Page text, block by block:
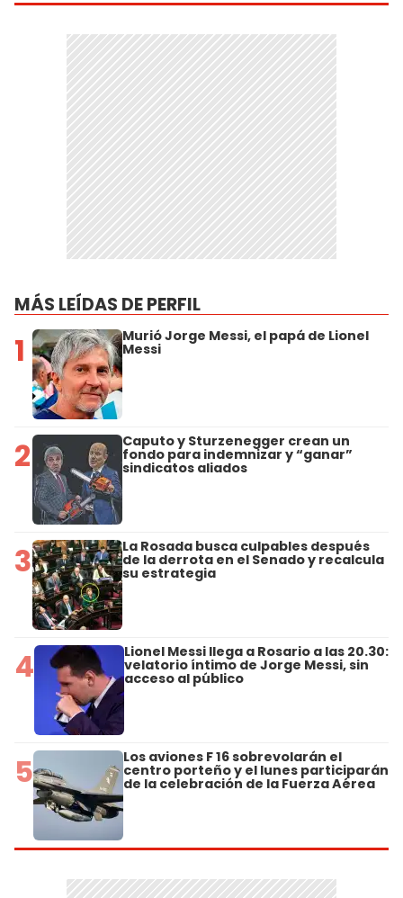
MÁS LEÍDAS DE PERFIL
1 Murió Jorge Messi, el papá de Lionel
Messi
2 Caputo y Sturzenegger crean un
fondo para indemnizar y “ganar”
sindicatos aliados
3 La Rosada busca culpables después
de la derrota en el Senado y recalcula
su estrategia
4 Lionel Messi llega a Rosario a las 20.30:
velatorio íntimo de Jorge Messi, sin
acceso al público
5 Los aviones F 16 sobrevolarán el
centro porteño y el lunes participarán
de la celebración de la Fuerza Aérea